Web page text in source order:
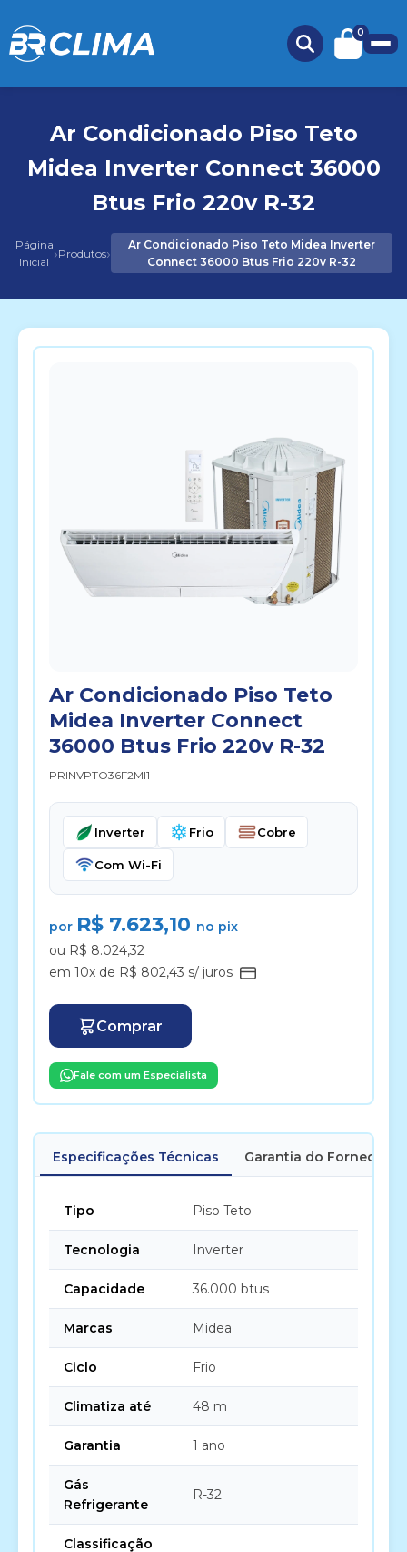
0
Ar Condicionado Piso Teto
Midea Inverter Connect 36000
Btus Frio 220v R-32
Página
Inicial ›Produtos›
Ar Condicionado Piso Teto Midea Inverter
Connect 36000 Btus Frio 220v R-32
Ar Condicionado Piso Teto
Midea Inverter Connect
36000 Btus Frio 220v R-32
PRINVPTO36F2MI1
Inverter Frio Cobre
Com Wi-Fi
por R$ 7.623,10 no pix
ou R$ 8.024,32
em 10x de R$ 802,43 s/ juros
Comprar
Fale com um Especialista
Especificações Técnicas Garantia do Fornecedor
Tipo Piso Teto
Tecnologia Inverter
Capacidade 36.000 btus
Marcas Midea
Ciclo Frio
Climatiza até 48 m
Garantia 1 ano
Gás
Refrigerante
R-32
Classificação